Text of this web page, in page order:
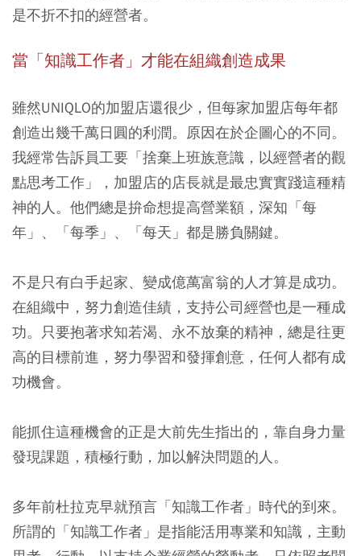
是不折不扣的經營者。
當「知識工作者」才能在組織創造成果
雖然UNIQLO的加盟店還很少，但每家加盟店每年都
創造出幾千萬日圓的利潤。原因在於企圖心的不同。
我經常告訴員工要「捨棄上班族意識，以經營者的觀
點思考工作」，加盟店的店長就是最忠實實踐這種精
神的人。他們總是拚命想提高營業額，深知「每
年」、「每季」、「每天」都是勝負關鍵。
不是只有白手起家、變成億萬富翁的人才算是成功。
在組織中，努力創造佳績，支持公司經營也是一種成
功。只要抱著求知若渴、永不放棄的精神，總是往更
高的目標前進，努力學習和發揮創意，任何人都有成
功機會。
能抓住這種機會的正是大前先生指出的，靠自身力量
發現課題，積極行動，加以解決問題的人。
多年前杜拉克早就預言「知識工作者」時代的到來。
所謂的「知識工作者」是指能活用專業和知識，主動